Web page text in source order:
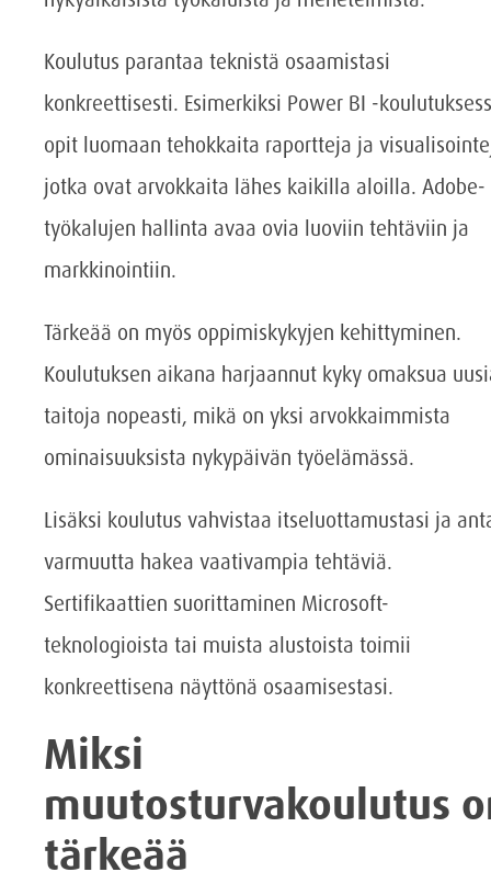
Koulutus parantaa teknistä osaamistasi
konkreettisesti. Esimerkiksi Power BI -
opit luomaan tehokkaita raportteja ja
jotka ovat arvokkaita lähes kaikilla aloilla. Adobe-
työkalujen hallinta avaa ovia luoviin tehtäviin ja
markkinointiin.
Tärkeää on myös oppimiskykyjen kehittyminen.
Koulutuksen aikana harjaannut kyky omaksua
taitoja nopeasti, mikä on yksi arvokkaimmista
ominaisuuksista nykypäivän työelämässä.
Lisäksi koulutus vahvistaa itseluottamustasi ja
varmuutta hakea vaativampia tehtäviä.
Sertifikaattien suorittaminen Microsoft-
teknologioista tai muista alustoista toimii
konkreettisena näyttönä osaamisestasi.
Miksi
muutosturvakoulutus
tärkeää